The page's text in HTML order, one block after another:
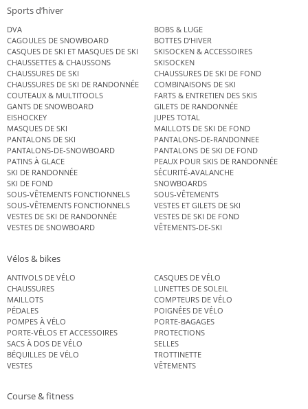
Sports d’hiver
DVA
BOBS & LUGE
CAGOULES DE SNOWBOARD
BOTTES D’HIVER
CASQUES DE SKI ET MASQUES DE SKI
SKISOCKEN & ACCESSOIRES
CHAUSSETTES & CHAUSSONS
SKISOCKEN
CHAUSSURES DE SKI
CHAUSSURES DE SKI DE FOND
CHAUSSURES DE SKI DE RANDONNÉE
COMBINAISONS DE SKI
COUTEAUX & MULTITOOLS
FARTS & ENTRETIEN DES SKIS
GANTS DE SNOWBOARD
GILETS DE RANDONNÉE
EISHOCKEY
JUPES TOTAL
MASQUES DE SKI
MAILLOTS DE SKI DE FOND
PANTALONS DE SKI
PANTALONS-DE-RANDONNEE
PANTALONS-DE-SNOWBOARD
PANTALONS DE SKI DE FOND
PATINS À GLACE
PEAUX POUR SKIS DE RANDONNÉE
SKI DE RANDONNÉE
SÉCURITÉ-AVALANCHE
SKI DE FOND
SNOWBOARDS
SOUS-VÊTEMENTS FONCTIONNELS
SOUS-VÊTEMENTS
SOUS-VÊTEMENTS FONCTIONNELS
VESTES ET GILETS DE SKI
VESTES DE SKI DE RANDONNÉE
VESTES DE SKI DE FOND
VESTES DE SNOWBOARD
VÊTEMENTS-DE-SKI
Vélos & bikes
ANTIVOLS DE VÉLO
CASQUES DE VÉLO
CHAUSSURES
LUNETTES DE SOLEIL
MAILLOTS
COMPTEURS DE VÉLO
PÉDALES
POIGNÉES DE VÉLO
POMPES À VÉLO
PORTE-BAGAGES
PORTE-VÉLOS ET ACCESSOIRES
PROTECTIONS
SACS À DOS DE VÉLO
SELLES
BÉQUILLES DE VÉLO
TROTTINETTE
VESTES
VÊTEMENTS
Course & fitness